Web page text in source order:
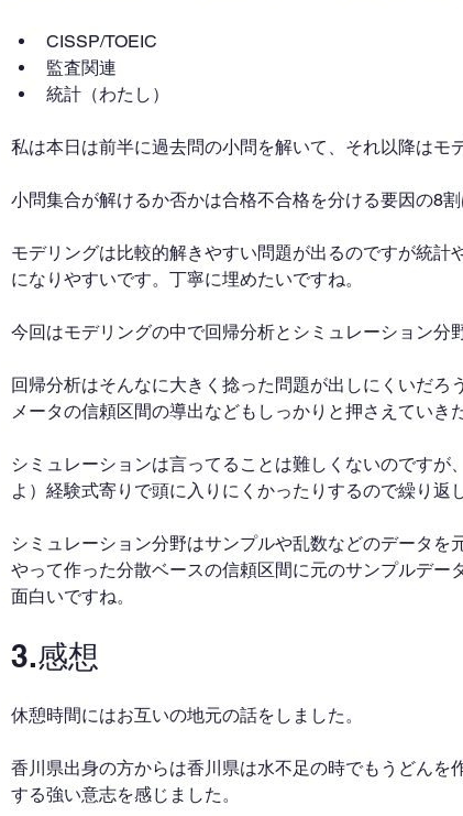
CISSP/TOEIC
監査関連
統計（わたし）
私は本日は前半に過去問の小問を解いて、それ以降はモ
小問集合が解けるか否かは合格不合格を分ける要因の8
モデリングは比較的解きやすい問題が出るのですが統
になりやすいです。丁寧に埋めたいですね。
今回はモデリングの中で回帰分析とシミュレーション分
回帰分析はそんなに大きく捻った問題が出しにくいだろ
メータの信頼区間の導出などもしっかりと押さえていき
シミュレーションは言ってることは難しくないのです
よ）経験式寄りで頭に入りにくかったりするので繰り返
シミュレーション分野はサンプルや乱数などのデータを
やって作った分散ベースの信頼区間に元のサンプルデー
面白いですね。
3.感想
休憩時間にはお互いの地元の話をしました。
香川県出身の方からは香川県は水不足の時でもうどん
する強い意志を感じました。